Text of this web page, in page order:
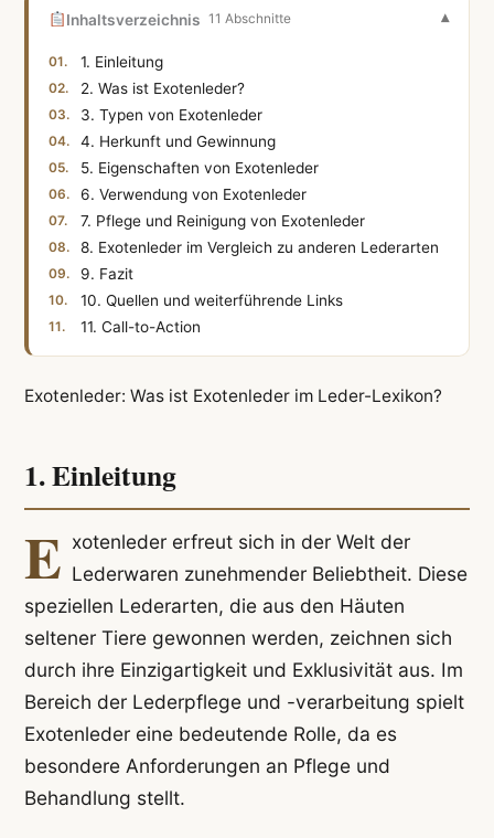
Inhaltsverzeichnis 11 Abschnitte
1. Einleitung
2. Was ist Exotenleder?
3. Typen von Exotenleder
4. Herkunft und Gewinnung
5. Eigenschaften von Exotenleder
6. Verwendung von Exotenleder
7. Pflege und Reinigung von Exotenleder
8. Exotenleder im Vergleich zu anderen Lederarten
9. Fazit
10. Quellen und weiterführende Links
11. Call-to-Action
Exotenleder: Was ist Exotenleder im Leder-Lexikon?
1. Einleitung
E xotenleder erfreut sich in der Welt der
Lederwaren zunehmender Beliebtheit. Diese
speziellen Lederarten, die aus den Häuten
seltener Tiere gewonnen werden, zeichnen sich
durch ihre Einzigartigkeit und Exklusivität aus. Im
Bereich der Lederpflege und -verarbeitung spielt
Exotenleder eine bedeutende Rolle, da es
besondere Anforderungen an Pflege und
Behandlung stellt.